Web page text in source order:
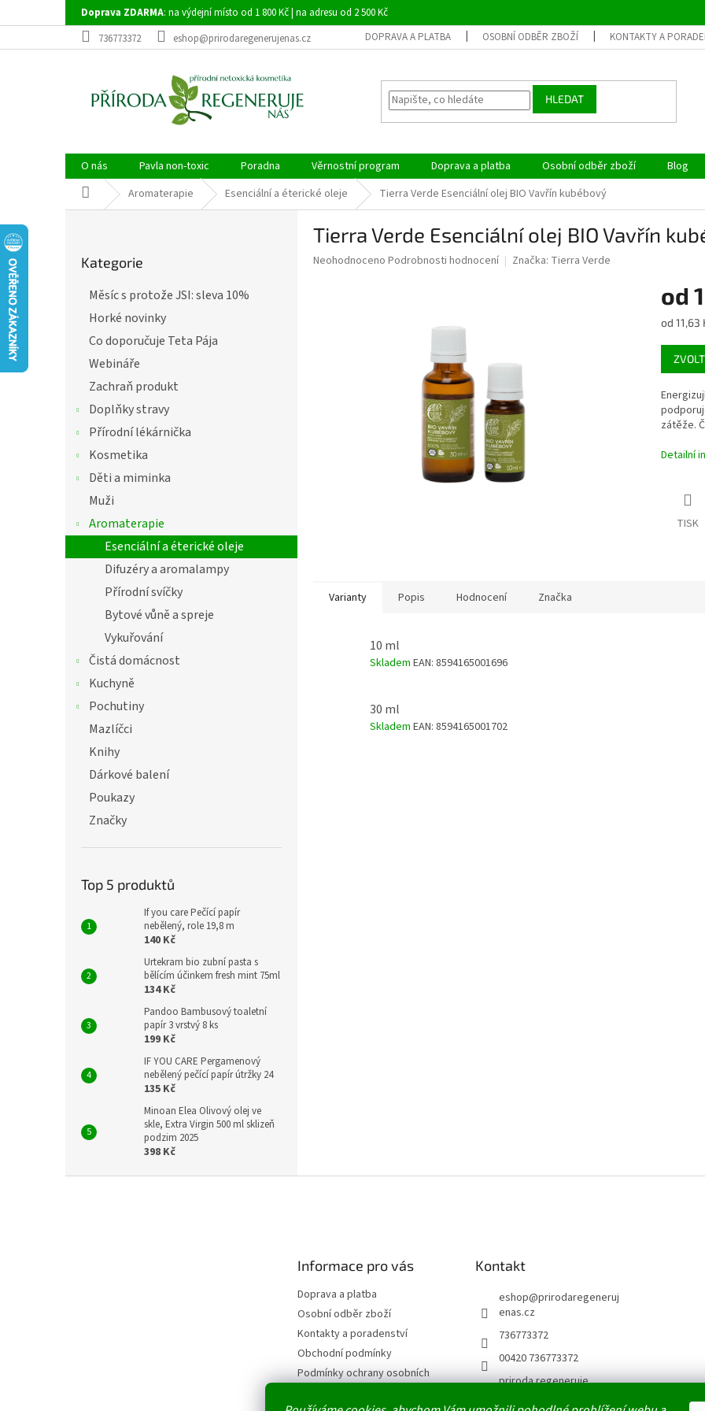
na
Doprava ZDARMA: na výdejní místo od 1 800 Kč | na adresu od 2 500 Kč
736773372
eshop@prirodaregenerujenas.cz DOPRAVA A PLATBA OSOBNÍ ODBĚR ZBOŽÍ KONTAKTY A
HLEDAT
O nás Pavla non-toxic Poradna Věrnostní program Doprava a platba Osobní odběr zboží Blog
Domů Aromaterapie Esenciální a éterické oleje Tierra Verde Esenciální olej BIO Vavřín kubébový
kategorie
Kategorie
Měsíc s protože JSI: sleva 10%
Horké novinky
Co doporučuje Teta Pája
Webináře
Zachraň produkt
Doplňky stravy
Přírodní lékárnička
Kosmetika
Děti a miminka
Muži
Aromaterapie
Esenciální a éterické oleje
Difuzéry a aromalampy
Přírodní svíčky
Bytové vůně a spreje
Vykuřování
Čistá domácnost
Kuchyně
Pochutiny
Mazlíčci
Knihy
Dárkové balení
Poukazy
Značky
Top 5 produktů
If you care Pečící papír
nebělený, role 19,8 m
140 Kč
Urtekram bio zubní pasta s
bělícím účinkem fresh mint 75ml
134 Kč
Pandoo Bambusový toaletní
papír 3 vrstvý 8 ks
199 Kč
IF YOU CARE Pergamenový
nebělený pečící papír útržky 24
135 Kč
Minoan Elea Olivový olej ve
skle, Extra Virgin 500 ml sklizeň
podzim 2025
398 Kč
Tierra Verde Esenciální olej BIO Vavřín
Průměrné
Neohodnoceno Podrobnosti hodnocení Značka: Tierra Verde
od
Měrná
od 11,63
zátěže.
Detailní
TISK
Varianty Popis Hodnocení Značka
10 ml
Skladem EAN: 8594165001696
30 ml
Skladem EAN: 8594165001702
Informace pro vás
Doprava a platba
Osobní odběr zboží
Kontakty a poradenství
Obchodní podmínky
Podmínky ochrany osobních
údajů
Reklamace
Kontakt
eshop@prirodaregeneruj
enas.cz
736773372
00420 736773372
priroda.regeneruje
prirodaregenerujenas